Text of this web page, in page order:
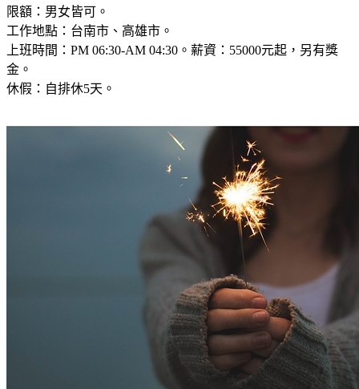
限額：男女皆可。
工作地點：台南市、高雄市。
上班時間：PM 06:30-AM 04:30。薪資：55000元起，另有獎
金。
休假：自排休5天。